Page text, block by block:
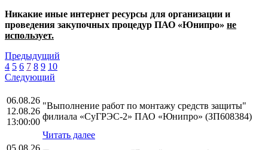
Никакие иные интернет ресурсы для организации и
проведения закупочных процедур ПАО «Юнипро» не
использует.
Предыдущий
4 5 6 7 8 9 10
Следующий
06.08.26
12.08.26
13:00:00
"Выполнение работ по монтажу средств защиты"
филиала «СуГРЭС-2» ПАО «Юнипро» (ЗП608384)
Читать далее
05.08.26